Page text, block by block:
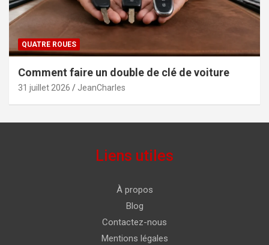
QUATRE ROUES
Comment faire un double de clé de voiture
31 juillet 2026 JeanCharles
Liens utiles
À propos
Blog
Contactez-nous
Mentions légales